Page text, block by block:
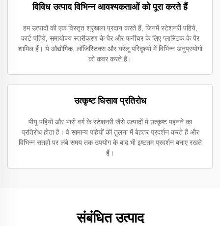
विविध उत्पाद विभिन्न आवश्यकताओं को पूरा करते हैं
हम उत्पादों की एक विस्तृत श्रृंखला प्रदान करते हैं, जिनमें स्टेशनरी पहिये,
कार्ट पहिये, समायोज्य स्तरीकरण के पैर और फर्नीचर के लिए प्लास्टिक के पैर
शामिल हैं। ये औद्योगिक, लॉजिस्टिक्स और घरेलू परिदृश्यों में विभिन्न अनुप्रयोगों
को कवर करते हैं।
उत्कृष्ट घिसाव प्रतिरोध
पीयू पहियों और भारी वर्ग के स्टेशनरी जैसे उत्पादों में उत्कृष्ट पहनने का
प्रतिरोध होता है। वे सामान्य पहियों की तुलना में बेहतर प्रदर्शन करते हैं और
विभिन्न सतहों पर लंबे समय तक उपयोग के बाद भी इष्टतम प्रदर्शन बनाए रखते
हैं।
संबंधित उत्पाद